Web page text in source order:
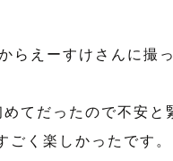
らえーすけさんに撮
てだったので不安と
ごく楽しかったです。